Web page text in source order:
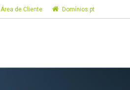
Domínios.pt
Área de Cliente